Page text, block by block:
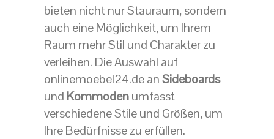
bieten nicht nur Stauraum, sondern
auch eine Möglichkeit, um Ihrem
Raum mehr Stil und Charakter zu
verleihen. Die Auswahl auf
onlinemoebel24.de anSideboards
und Kommodenumfasst
verschiedene Stile und Größen, um
Ihre Bedürfnisse zu erfüllen.